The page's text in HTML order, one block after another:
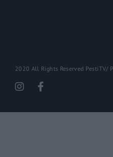
2020 All Rights Reserved PestiTV/